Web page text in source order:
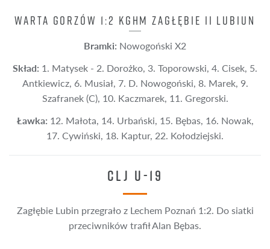
WARTA GORZÓW 1:2 KGHM ZAGŁĘBIE II LUBIUN
Bramki: Nowogoński X2
Skład: 1. Matysek - 2. Dorożko, 3. Toporowski, 4. Cisek, 5.
Antkiewicz, 6. Musiał, 7. D. Nowogoński, 8. Marek, 9.
Szafranek (C), 10. Kaczmarek, 11. Gregorski.
Ławka: 12. Małota, 14. Urbański, 15. Bębas, 16. Nowak,
17. Cywiński, 18. Kaptur, 22. Kołodziejski.
CLJ U-19
Zagłębie Lubin przegrało z Lechem Poznań 1:2. Do siatki
przeciwników trafił Alan Bębas.